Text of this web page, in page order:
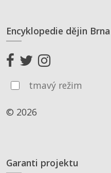
Encyklopedie dějin Brna
tmavý režim
© 2026
Garanti projektu